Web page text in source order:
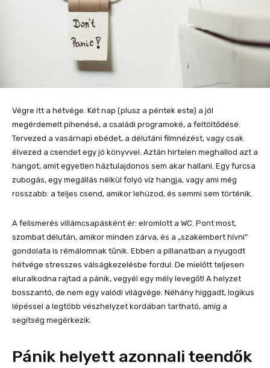
Végre itt a hétvége. Két nap (plusz a péntek este) a jól
megérdemelt pihenésé, a családi programoké, a feltöltődésé.
Tervezed a vasárnapi ebédet, a délutáni filmnézést, vagy csak
élvezed a csendet egy jó könyvvel. Aztán hirtelen meghallod azt a
hangot, amit egyetlen háztulajdonos sem akar hallani. Egy furcsa
zubogás, egy megállás nélkül folyó víz hangja, vagy ami még
rosszabb: a teljes csend, amikor lehúzod, és semmi sem történik.
A felismerés villámcsapásként ér: elromlott a WC. Pont most,
szombat délután, amikor minden zárva, és a „szakembert hívni”
gondolata is rémálomnak tűnik. Ebben a pillanatban a nyugodt
hétvége stresszes válságkezelésbe fordul. De mielőtt teljesen
eluralkodna rajtad a pánik, vegyél egy mély levegőt! A helyzet
bosszantó, de nem egy valódi világvége. Néhány higgadt, logikus
lépéssel a legtöbb vészhelyzet kordában tartható, amíg a
segítség megérkezik.
Pánik helyett azonnali teendők